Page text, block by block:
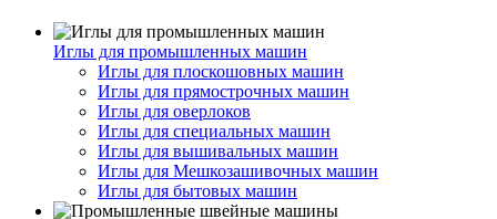
Иглы для промышленных машин
Иглы для плоскошовных машин
Иглы для прямострочных машин
Иглы для оверлоков
Иглы для специальных машин
Иглы для вышивальных машин
Иглы для Мешкозашивочных машин
Иглы для бытовых машин